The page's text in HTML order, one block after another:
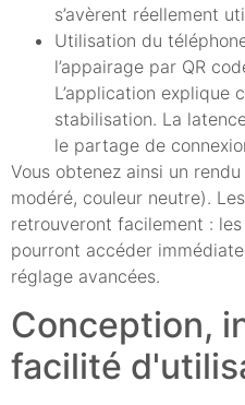
s’avèrent réellement
Utilisation du
l’appairage par QR
L’application explique
stabilisation. La
le partage de
Vous obtenez ainsi un
modéré, couleur neutre).
retrouveront facilement :
pourront accéder
réglage avancées.
Conception,
facilité